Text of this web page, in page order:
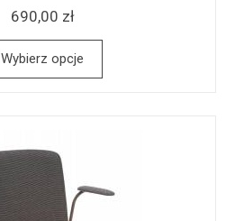
690,00 zł
Wybierz opcje